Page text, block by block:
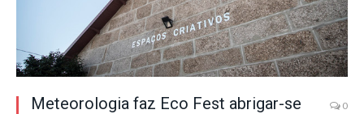
Meteorologia faz Eco Fest abrigar-se
0